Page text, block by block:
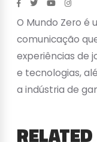
O Mundo Zero é
comunicação
experiências de
e tecnologias,
a indústria de
RELATED